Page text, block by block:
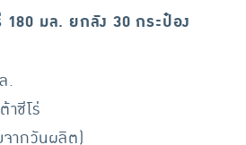
180 มล. ยกลัง 30 กระป๋อง
.
ซีโร่
ากวันผลิต)